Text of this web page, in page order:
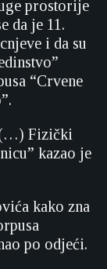
prostorije
da je 11.
i da su
“Crvene
(…) Fizički
kazao je
kako zna
po odjeći.